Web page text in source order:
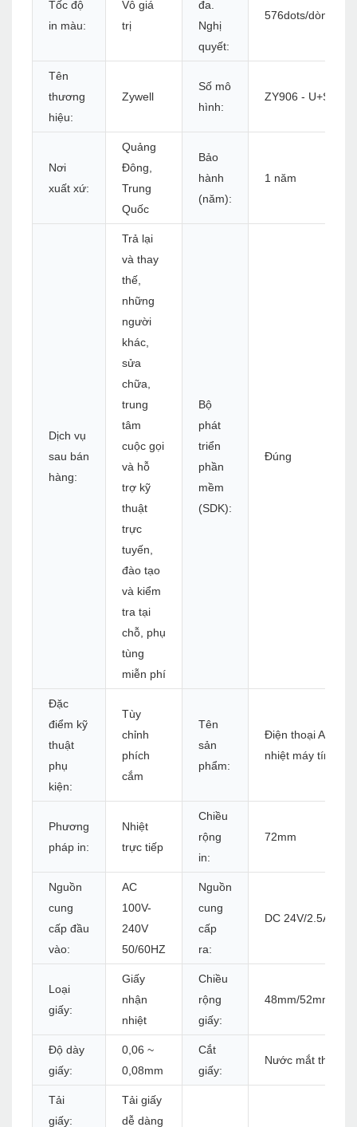
Tốc độ
in màu:
Vô giá
trị
đa.
Nghị
quyết:
576dots/dòng
Tên
thương
hiệu:
Zywell
Số mô
hình:
ZY906 - U+S+L+B
Nơi
xuất xứ:
Quảng
Đông,
Trung
Quốc
Bảo
hành
(năm):
1 năm
Dịch vụ
sau bán
hàng:
Trả lại
và thay
thế,
những
người
khác,
sửa
chữa,
trung
tâm
cuộc gọi
và hỗ
trợ kỹ
thuật
trực
tuyến,
đào tạo
và kiểm
tra tại
chỗ, phụ
tùng
miễn phí
Bộ
phát
triển
phần
mềm
(SDK):
Đúng
Đặc
điểm kỹ
thuật
phụ
kiện:
Tùy
chỉnh
phích
cắm
Tên
sản
phẩm:
Điện thoại
nhiệt máy tính
Phương
pháp in:
Nhiệt
trực tiếp
Chiều
rộng
in:
72mm
Nguồn
cung
cấp đầu
vào:
AC
100V-
240V
50/60HZ
Nguồn
cung
cấp
ra:
DC 24V/2.5A
Loại
giấy:
Giấy
nhận
nhiệt
Chiều
rộng
giấy:
48mm/52mm/
Độ dày
giấy:
0,06 ~
0,08mm
Cắt
giấy:
Nước mắt thủ
Tải
giấy:
Tải giấy
dễ dàng